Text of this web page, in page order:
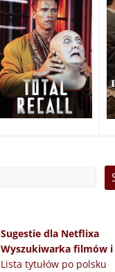
Sugestie dla Netflixa
Wyszukiwarka filmów i
Lista tytułów po polsku